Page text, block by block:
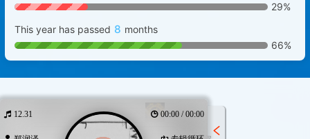
29%
This year has passed 8 months
66%
12.31 00:00 / 00:00